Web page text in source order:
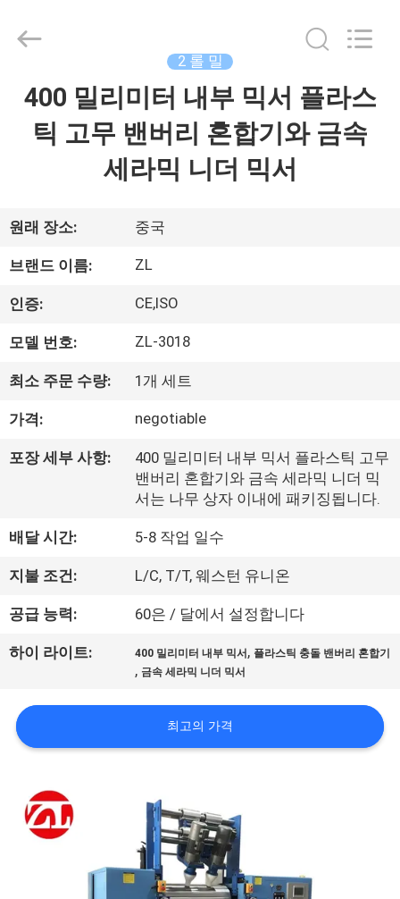
집
동
영
상
우
리
에
하
여
장
여
행
품
Dongguan
Zhongli
Reserved.
2 롤 밀
400 밀리미터 내부 믹서 플라스
틱 고무 밴버리 혼합기와 금속
세라믹 니더 믹서
원래 장소: 중국
브랜드 이름: ZL
인증: CE,ISO
모델 번호: ZL-3018
최소 주문 수량: 1개 세트
가격: negotiable
포장 세부 사항:
400 밀리미터 내부 믹서 플라스틱 고무
밴버리 혼합기와 금속 세라믹 니더 믹
서는 나무 상자 이내에 패키징됩니다.
배달 시간: 5-8 작업 일수
지불 조건: L/C, T/T, 웨스턴 유니온
공급 능력: 60은 / 달에서 설정합니다
하이 라이트: 400 밀리미터 내부 믹서 , 플라스틱 충돌 밴버리 혼합기
, 금속 세라믹 니더 믹서
최고의 가격